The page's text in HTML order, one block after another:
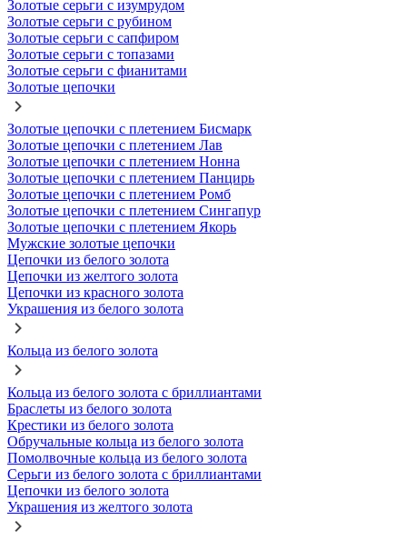
Золотые серьги с изумрудом
Золотые серьги с рубином
Золотые серьги с сапфиром
Золотые серьги с топазами
Золотые серьги с фианитами
Золотые цепочки
Золотые цепочки с плетением Бисмарк
Золотые цепочки с плетением Лав
Золотые цепочки с плетением Нонна
Золотые цепочки с плетением Панцирь
Золотые цепочки с плетением Ромб
Золотые цепочки с плетением Сингапур
Золотые цепочки с плетением Якорь
Мужские золотые цепочки
Цепочки из белого золота
Цепочки из желтого золота
Цепочки из красного золота
Украшения из белого золота
Кольца из белого золота
Кольца из белого золота с бриллиантами
Браслеты из белого золота
Крестики из белого золота
Обручальные кольца из белого золота
Помолвочные кольца из белого золота
Серьги из белого золота с бриллиантами
Цепочки из белого золота
Украшения из желтого золота